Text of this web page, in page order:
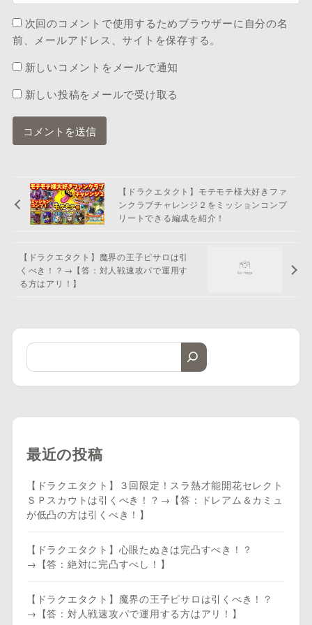
次回のコメントで使用するためブラウザーに自分の名
前、メールアドレス、サイトを保存する。
新しいコメントをメールで通知
新しい投稿をメールで受け取る
【ドラクエタクト】モテモテ様大好きファ
ンクラブチャレンジ２をミッションコンプ
リートできる編成を紹介！
【ドラクエタクト】魔界の王子ピサロは引
くべき！？→【答：対人戦速攻パで運用す
る方はアリ！】
最近の投稿
【ドラクエタクト】３回限定！スラ熱才能開花セレクト
ＳＰスカウトは引くべき！？→【答：ドレアム＆カミュ
が低凸の方は引くべき！】
【ドラクエタクト】心眼たぬきは完凸すべき！？
→【答：絶対に完凸すべし！】
【ドラクエタクト】魔界の王子ピサロは引くべき！？
→【答：対人戦速攻パで運用する方はアリ！】